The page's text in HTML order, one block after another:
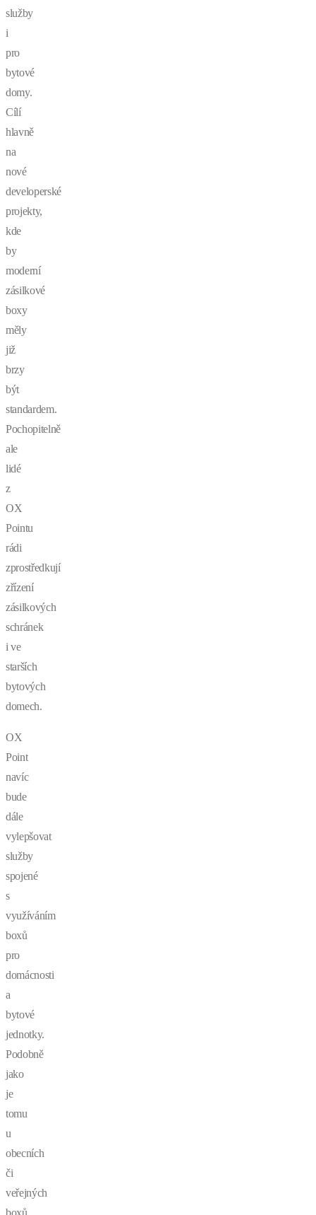
služby
i
pro
bytové
domy.
Cílí
hlavně
na
nové
developerské
projekty,
kde
by
moderní
zásilkové
boxy
měly
již
brzy
být
standardem.
Pochopitelně
ale
lidé
z
OX
Pointu
rádi
zprostředkují
zřízení
zásilkových
schránek
i ve
starších
bytových
domech.
OX
Point
navíc
bude
dále
vylepšovat
služby
spojené
s
využíváním
boxů
pro
domácnosti
a
bytové
jednotky.
Podobně
jako
je
tomu
u
obecních
či
veřejných
boxů,